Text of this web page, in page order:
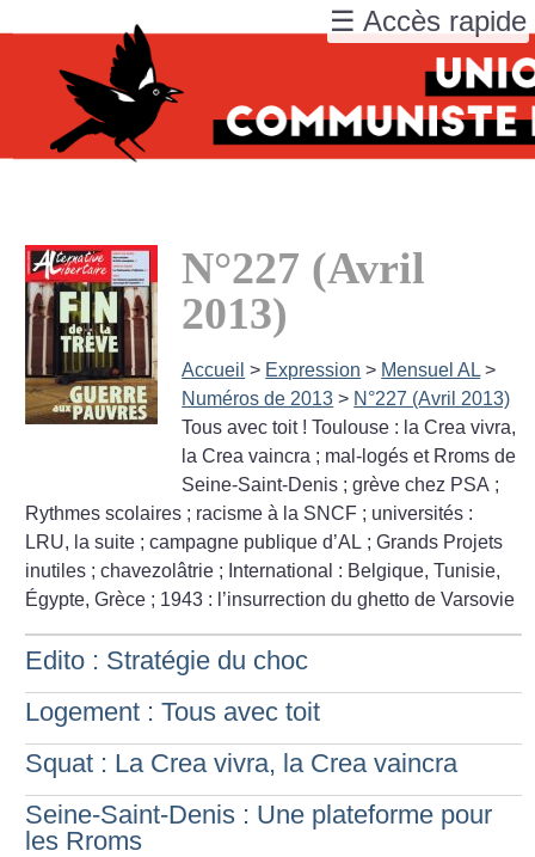
N°227 (Avril
2013)
Accueil > Expression > Mensuel AL >
Numéros de 2013 > N°227 (Avril 2013)
Tous avec toit ! Toulouse : la Crea vivra,
la Crea vaincra ; mal-logés et Rroms de
Seine-Saint-Denis ; grève chez PSA ;
Rythmes scolaires ; racisme à la SNCF ; universités :
LRU, la suite ; campagne publique d’AL ; Grands Projets
inutiles ; chavezolâtrie ; International : Belgique, Tunisie,
Égypte, Grèce ; 1943 : l’insurrection du ghetto de Varsovie
Edito : Stratégie du choc
Logement : Tous avec toit
Squat : La Crea vivra, la Crea vaincra
Seine-Saint-Denis : Une plateforme pour
les Rroms
☰ Accès rapide